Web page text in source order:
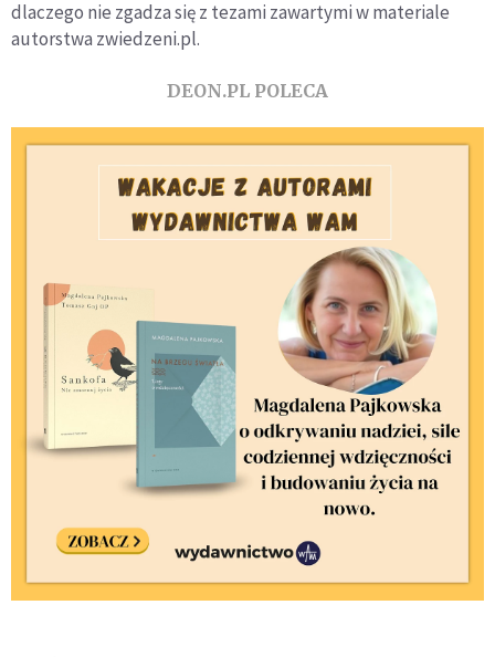
dlaczego nie zgadza się z tezami zawartymi w materiale
autorstwa zwiedzeni.pl.
DEON.PL POLECA